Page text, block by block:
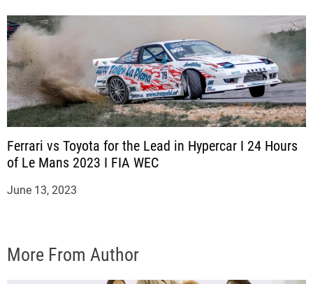
Ferrari vs Toyota for the Lead in Hypercar I 24 Hours
of Le Mans 2023 I FIA WEC
June 13, 2023
More From Author